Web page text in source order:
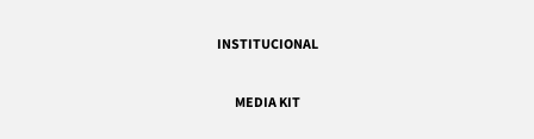
INSTITUCIONAL
MEDIA KIT